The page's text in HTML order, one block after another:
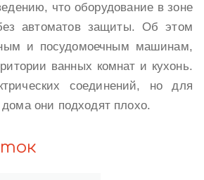
что оборудование в зоне
автоматов защиты. Об этом
и посудомоечным машинам,
ванных комнат и кухонь.
соединений, но для
они подходят плохо.